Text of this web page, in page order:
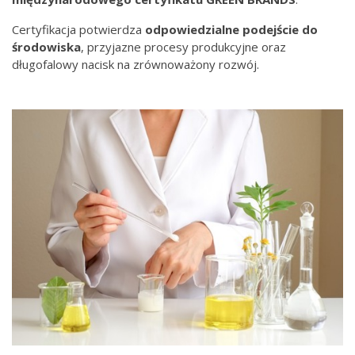
Certyfikacja potwierdza odpowiedzialne podejście do
środowiska, przyjazne procesy produkcyjne oraz
długofalowy nacisk na zrównoważony rozwój.